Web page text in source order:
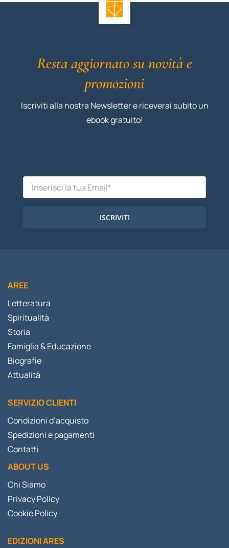
Resta aggiornato su novità e
promozioni
Iscriviti alla nostra Newsletter e riceverai subito un
ebook gratuito!
ISCRIVITI
AREE
Letteratura
Spiritualità
Storia
Famiglia & Educazione
Biografie
Attualità
SERVIZIO CLIENTI
Condizioni d’acquisto
Spedizioni e pagamenti
Contatti
ABOUT US
Chi Siamo
Privacy Policy
Cookie Policy
EDIZIONI ARES